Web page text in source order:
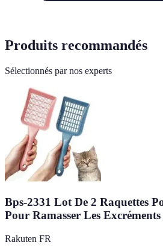
Produits recommandés
Sélectionnés par nos experts
Bps-2331 Lot De 2 Raquettes
Pour Ramasser Les Excréments
Rakuten FR